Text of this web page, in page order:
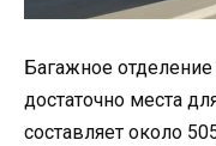
Багажное
достаточно места
составляет около